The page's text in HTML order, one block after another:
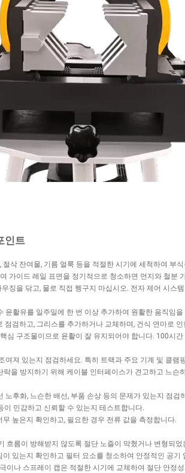
인트
삭 잔여물, 기름 얼룩 등을 적절한 시기에 세척하여 부
가이드 레일 표면을 정기적으로 청소하면 먼지와 철분
징을 닦고, 물로 직접 헹구지 마십시오. 전자 제어 시스
윤활유를 일주일에 한 번 이상 추가하여 원활한 움직임을
검하고, 그리스를 추가하거나 교체하며, 건식 연마로
심 구조물이므로 윤활이 잘 유지되어야 합니다. 100시
여져 있는지 점검하세요. 특히 트랙과 주요 기계 및 클램
을 방지하기 위해 케이블 인터페이스가 견고하고 느슨
후화, 느슨한 배선, 부품 손상 등의 문제가 있는지 점검
이 민감하고 신뢰할 수 있는지 테스트합니다.
높은지 확인하고, 필요한 경우 전류 값을 측정합니다.
흐름이 방해받지 않도록 절단 노즐이 막혔거나 변형되
있는지 확인하고 필터 요소를 청소하여 안정적인 공기
이나 스프레이 캡은 적절한 시기에 교체하여 절단 안정